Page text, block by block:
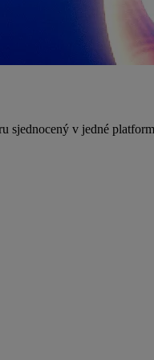
sjednocený v jedné